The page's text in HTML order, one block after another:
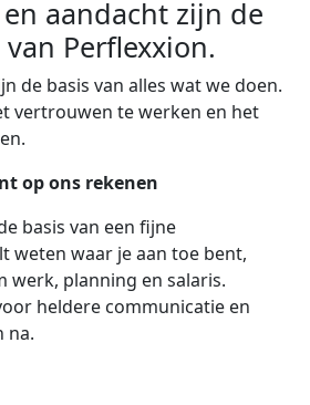
aandacht zijn de
Perflexxion.
de basis van alles wat we doen.
vertrouwen te werken en het
op ons rekenen
basis van een fijne
weten waar je aan toe bent,
werk, planning en salaris.
heldere communicatie en
na.